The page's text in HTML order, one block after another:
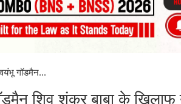
गॉडमैन...
शिव शंकर बाबा के खिलाफ